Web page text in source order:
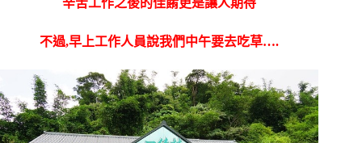
辛苦工作之後的佳餚更是讓人期待
不過,早上工作人員說我們中午要去吃草….